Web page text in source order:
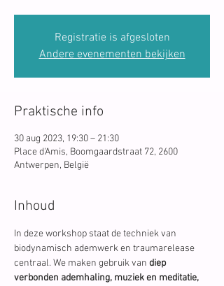
Registratie is afgesloten
Andere evenementen bekijken
Praktische info
30 aug 2023, 19:30 – 21:30
Place d'Amis, Boomgaardstraat 72, 2600
Antwerpen, België
Inhoud
In deze workshop staat de techniek van
biodynamisch ademwerk en traumarelease
centraal. We maken gebruik van diep
verbonden ademhaling, muziek en meditatie,